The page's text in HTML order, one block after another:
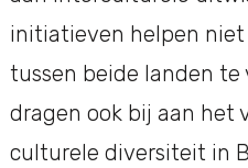
initiatieven helpen
tussen beide landen te
dragen ook bij aan het
culturele diversiteit in